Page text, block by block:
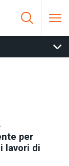
per
lavori di